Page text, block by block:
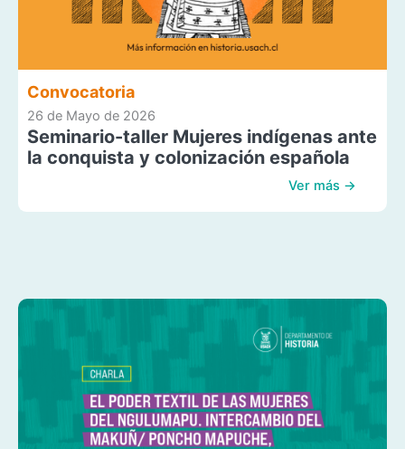
Convocatoria
26 de Mayo de 2026
Seminario-taller Mujeres indígenas ante
la conquista y colonización española
Ver más →